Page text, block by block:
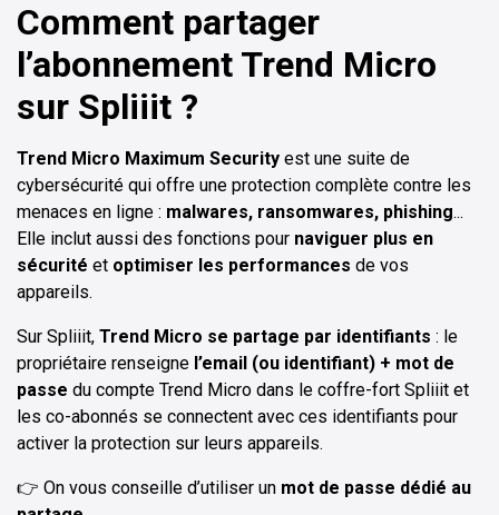
Comment partager
l’abonnement Trend Micro
sur Spliiit ?
Trend Micro Maximum Security est une suite de
cybersécurité qui offre une protection complète contre les
menaces en ligne : malwares, ransomwares, phishing...
Elle inclut aussi des fonctions pour naviguer plus en
sécurité et optimiser les performances de vos
appareils.
Sur Spliiit, Trend Micro se partage par identifiants : le
propriétaire renseigne l’email (ou identifiant) + mot de
passe du compte Trend Micro dans le coffre-fort Spliiit et
les co-abonnés se connectent avec ces identifiants pour
activer la protection sur leurs appareils.
👉 On vous conseille d’utiliser un mot de passe dédié au